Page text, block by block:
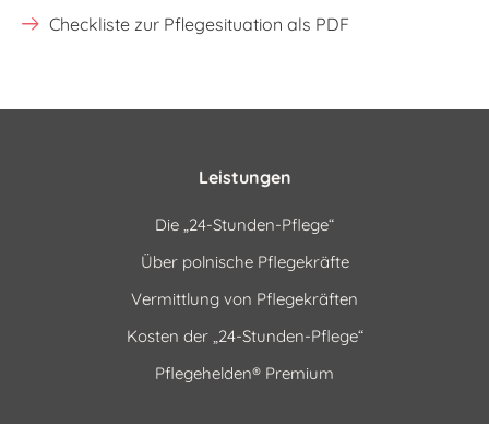
Checkliste zur Pflegesituation als PDF
Leistungen
Die „24-Stunden-Pflege“
Über polnische Pflegekräfte
Vermittlung von Pflegekräften
Kosten der „24-Stunden-Pflege“
Pflegehelden® Premium